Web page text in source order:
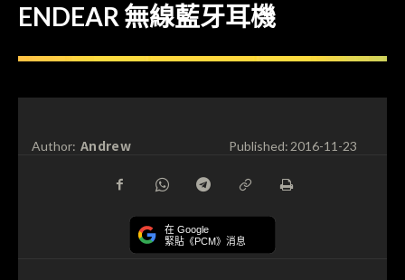
ENDEAR 無線藍牙耳機
Author: Andrew Published:2016-11-23
在 Google
緊貼《PCM》消息